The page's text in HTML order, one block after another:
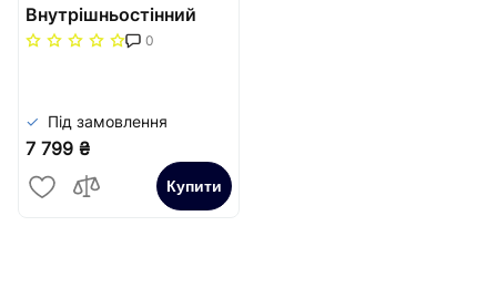
Внутрішньостінний
душовий канал Styron
"сухим" сифон
0
Під замовлення
7 799 ₴
Купити